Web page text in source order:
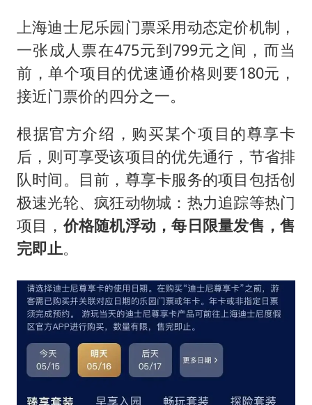
上海迪士尼乐园门票采用动态定价机制，
一张成人票在475元到799元之间，而当
前，单个项目的优速通价格则要180元，
接近门票价的四分之一。
根据官方介绍，购买某个项目的尊享卡
后，则可享受该项目的优先通行，节省排
队时间。目前，尊享卡服务的项目包括创
极速光轮、疯狂动物城：热力追踪等热门
项目，价格随机浮动，每日限量发售，售
完即止。